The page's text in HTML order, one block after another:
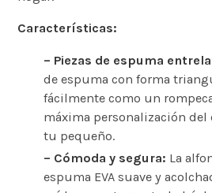
Características:
– Piezas de espuma
de espuma con forma
fácilmente como un
máxima personalización del
tu pequeño.
– Cómoda y segura: La
espuma EVA suave y